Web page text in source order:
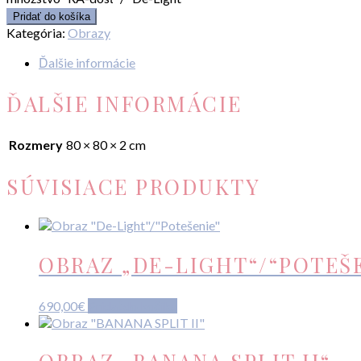
Pridať do košíka
Kategória: Obrazy
Ďalšie informácie
ĎALŠIE INFORMÁCIE
Rozmery 80 × 80 × 2 cm
SÚVISIACE PRODUKTY
OBRAZ „DE-LIGHT“/
690,00€